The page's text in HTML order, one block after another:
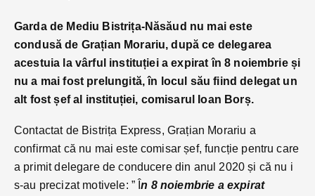
Garda de Mediu Bistrița-Năsăud nu mai este
condusă de Grațian Morariu, după ce delegarea
acestuia la vârful instituției a expirat în 8 noiembrie și
nu a mai fost prelungită, în locul său fiind delegat un
alt fost șef al instituției, comisarul Ioan Borș.
Contactat de Bistrița Express, Grațian Morariu a
confirmat că nu mai este comisar șef, funcție pentru care
a primit delegare de conducere din anul 2020 și că nu i
s-au precizat motivele: ” În 8 noiembrie a expirat